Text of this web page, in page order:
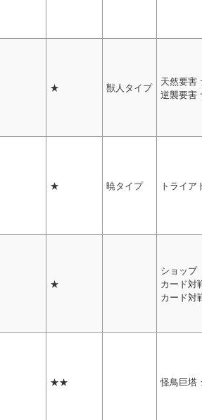
★ 獣人タイプ
天然要害
逆襲要害
★ 暁タイプ トライア
★
ショップ
カード対
カード対
★★ 怪鳥巨塔